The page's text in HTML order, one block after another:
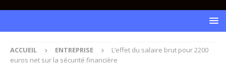
ACCUEIL ENTREPRISE
L’effet du salaire brut pour 2200
euros net sur la sécurité financière